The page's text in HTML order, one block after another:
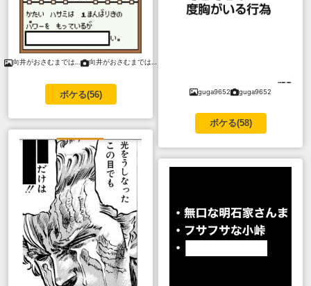
向井がおさむまでは… 向井がおさむまでは…
ボケる(56) guga9652 guga9652
ボケる(58)